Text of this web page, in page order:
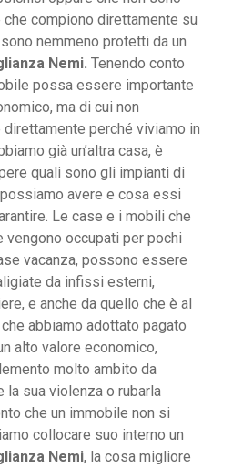
compiono direttamente su
nemmeno protetti da un
Nemi. Tenendo conto
possa essere importante
ma di cui non
perché viviamo in
già un’altra casa, è
quali sono gli impianti di
avere e cosa essi
Le case e i mobili che
vengono occupati per pochi
vacanza, possono essere
da infissi esterni,
e anche da quello che è al
abbiamo adottato pagato
alto valore economico,
molto ambito da
la sua violenza o rubarla
che un immobile non si
collocare suo interno un
Nemi, la cosa migliore